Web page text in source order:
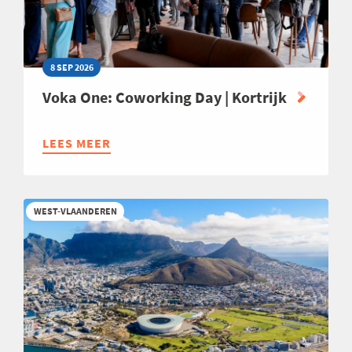
8 SEP 2026
Voka One: Coworking Day | Kortrijk
LEES MEER
ABOUT
COWORKING
DAY
|
KORTRIJK
WEST-VLAANDEREN